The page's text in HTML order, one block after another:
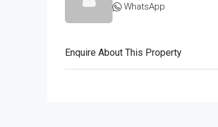
WhatsApp
Enquire About This Property